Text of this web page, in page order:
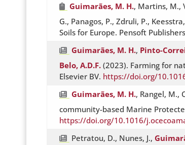
Guimarães, M. H., Martins, M.,
G., Panagos, P., Zdruli, P.,
Soils for Europe. Pensoft
Guimarães, M. H., Pinto-
Belo, A.D.F. (2023). Farming for
Elsevier BV. https://doi.org/
Guimarães, M. H., Rangel, M.,
community-based Marine
https://doi.org/10.1016/
Petratou, D., Nunes, J.,